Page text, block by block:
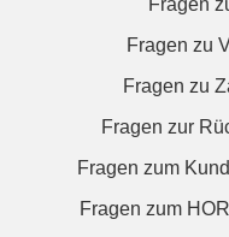
Fragen
Fragen zu
Fragen zu
Fragen zur
Fragen zum
Fragen zum